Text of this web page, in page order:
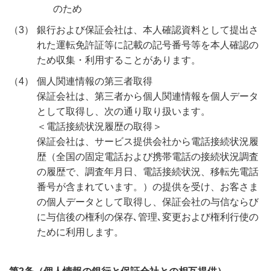
のため
（3）
銀行および保証会社は、本人確認資料として提出さ
れた運転免許証等に記載の記号番号等を本人確認の
ため収集・利用することがあります。
（4）
個人関連情報の第三者取得
保証会社は、第三者から個人関連情報を個人データ
として取得し、次の通り取り扱います。
＜電話接続状況履歴の取得＞
保証会社は、サービス提供会社から電話接続状況履
歴（全国の固定電話および携帯電話の接続状況調査
の履歴で、調査年月日、電話接続状況、移転先電話
番号が含まれています。）の提供を受け、お客さま
の個人データとして取得し、保証会社の与信ならび
に与信後の権利の保存､管理､変更および権利行使の
ために利用します。